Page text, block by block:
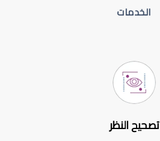
الخدمات
تصحيح النظر